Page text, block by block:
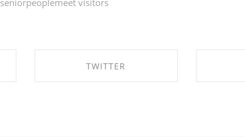
seniorpeoplemeet visitors
TWITTER